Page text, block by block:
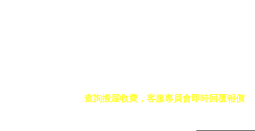
查詢搬屋收費，客服專員會即時回覆報價